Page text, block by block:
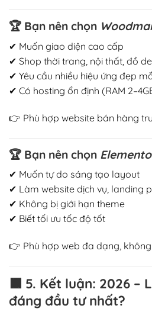
🏆 Bạn nên chọn
✔ Muốn giao diện cao cấp
✔ Shop thời trang, nội thất, đồ
✔ Yêu cầu nhiều hiệu ứng đẹp
✔ Có hosting ổn định (RAM
👉 Phù hợp website bán hàng
🏆 Bạn nên chọn
✔ Muốn tự do sáng tạo layout
✔ Làm website dịch vụ, landing
✔ Không bị giới hạn theme
✔ Biết tối ưu tốc độ tốt
👉 Phù hợp web đa dạng,
5. Kết luận: 2026 –
đáng đầu tư nhất?